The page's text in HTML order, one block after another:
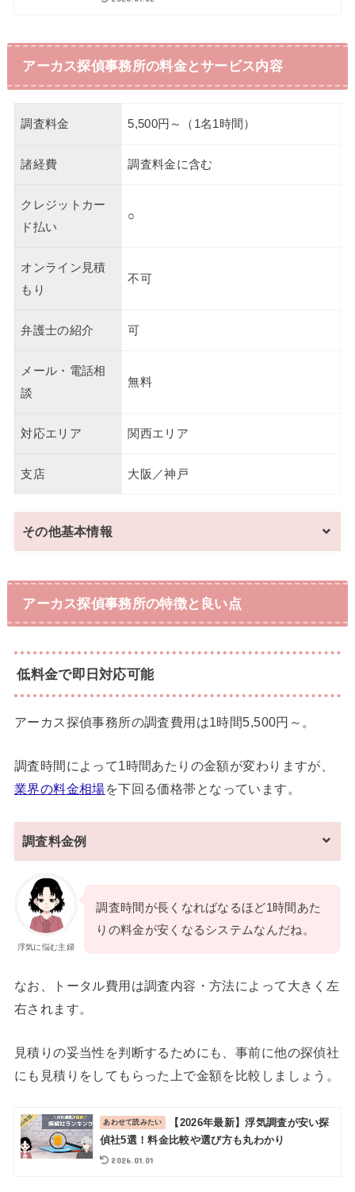
アーカス探偵事務所の料金とサービス内容
調査料金 5,500円～（1名1時間）
諸経費 調査料金に含む
クレジットカー
ド払い
○
オンライン見積
もり
不可
弁護士の紹介 可
メール・電話相
談
無料
対応エリア 関西エリア
支店 大阪／神戸
その他基本情報
アーカス探偵事務所の特徴と良い点
低料金で即日対応可能
アーカス探偵事務所の調査費用は1時間5,500円～。
調査時間によって1時間あたりの金額が変わりますが、
業界の料金相場を下回る価格帯となっています。
調査料金例
浮気に悩む主婦
調査時間が長くなればなるほど1時間あた
りの料金が安くなるシステムなんだね。
なお、トータル費用は調査内容・方法によって大きく左
右されます。
見積りの妥当性を判断するためにも、事前に他の探偵社
にも見積りをしてもらった上で金額を比較しましょう。
【2026年最新】浮気調査が安い探
偵社5選！料金比較や選び方も丸わかり
2026.01.01